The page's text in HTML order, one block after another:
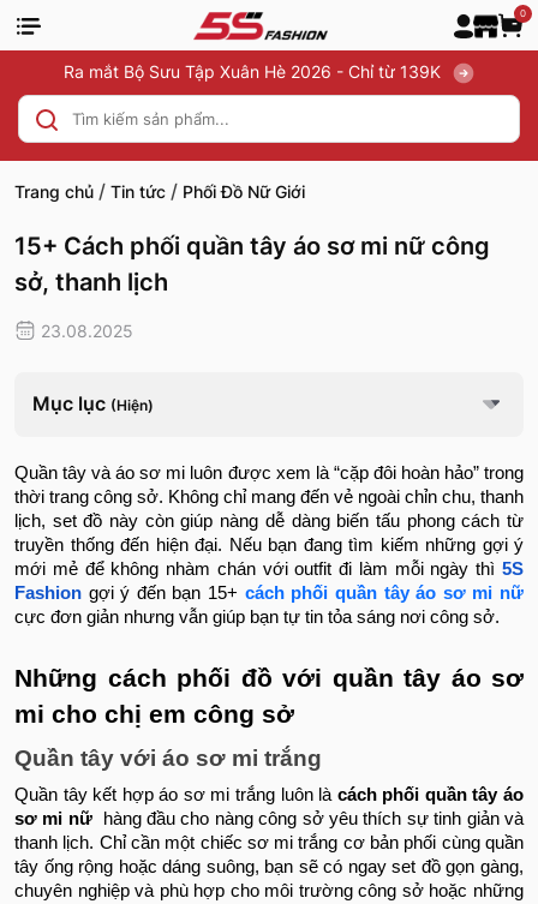
0
Ra mắt Bộ Sưu Tập Xuân Hè 2026 - Chỉ từ 139K
Trang chủ / Tin tức / Phối Đồ Nữ Giới
15+ Cách phối quần tây áo sơ mi nữ công
sở, thanh lịch
23.08.2025
Mục lục (Hiện)
Quần tây và áo sơ mi luôn được xem là “cặp đôi hoàn hảo” trong
thời trang công sở. Không chỉ mang đến vẻ ngoài chỉn chu, thanh
lịch, set đồ này còn giúp nàng dễ dàng biến tấu phong cách từ
truyền thống đến hiện đại. Nếu bạn đang tìm kiếm những gợi ý
mới mẻ để không nhàm chán với outfit đi làm mỗi ngày thì 5S
Fashion gợi ý đến bạn 15+ cách phối quần tây áo sơ mi nữ
cực đơn giản nhưng vẫn giúp bạn tự tin tỏa sáng nơi công sở.
Những cách phối đồ với quần tây áo sơ
mi cho chị em công sở
Quần tây với áo sơ mi trắng
Quần tây kết hợp áo sơ mi trắng luôn là cách phối quần tây áo
sơ mi nữhàng đầu cho nàng công sở yêu thích sự tinh giản và
thanh lịch. Chỉ cần một chiếc sơ mi trắng cơ bản phối cùng quần
tây ống rộng hoặc dáng suông, bạn sẽ có ngay set đồ gọn gàng,
chuyên nghiệp và phù hợp cho môi trường công sở hoặc những